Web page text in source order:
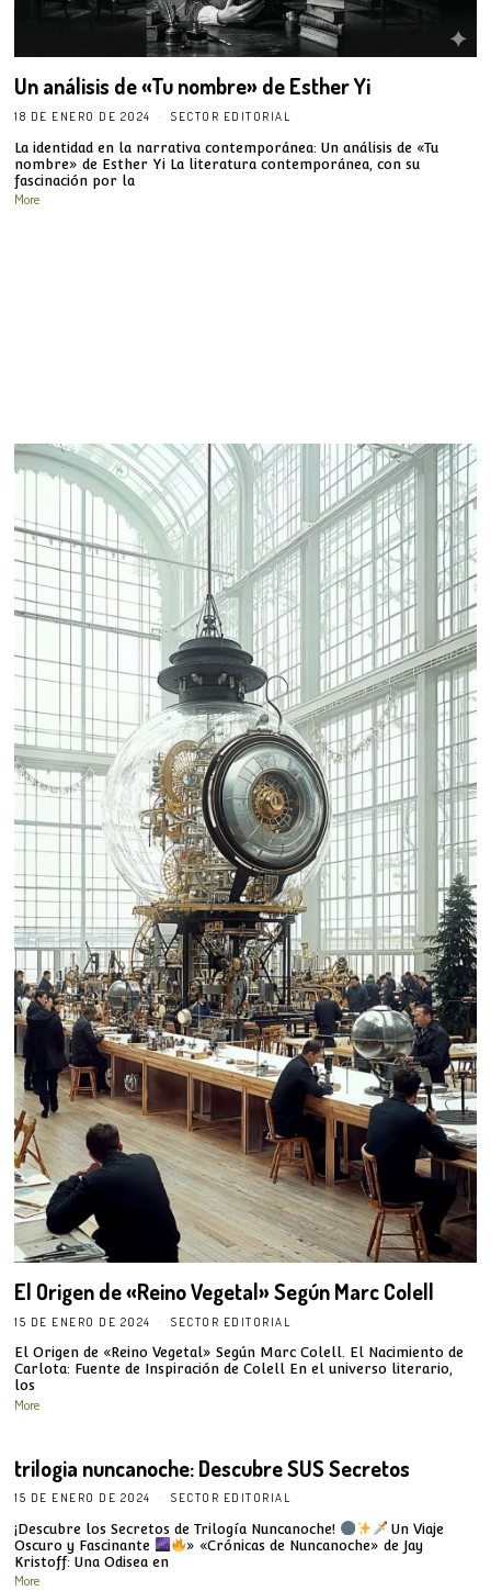
Un análisis de «Tu nombre» de Esther Yi
18 DE ENERO DE 2024 SECTOR EDITORIAL
La identidad en la narrativa contemporánea: Un análisis de «Tu
nombre» de Esther Yi La literatura contemporánea, con su
fascinación por la
More
El Origen de «Reino Vegetal» Según Marc Colell
15 DE ENERO DE 2024 SECTOR EDITORIAL
El Origen de «Reino Vegetal» Según Marc Colell. El Nacimiento de
Carlota: Fuente de Inspiración de Colell En el universo literario,
los
More
trilogia nuncanoche: Descubre SUS Secretos
15 DE ENERO DE 2024 SECTOR EDITORIAL
¡Descubre los Secretos de Trilogía Nuncanoche!
Un Viaje
Oscuro y Fascinante
» «Crónicas de Nuncanoche» de Jay
Kristoff: Una Odisea en
More